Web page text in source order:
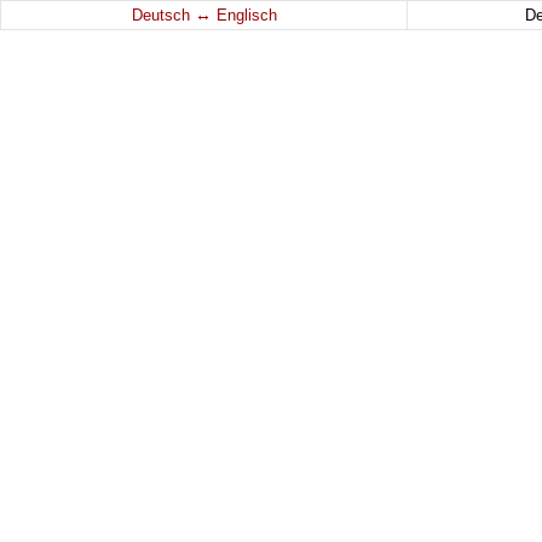
Deutsch ↔ Englisch